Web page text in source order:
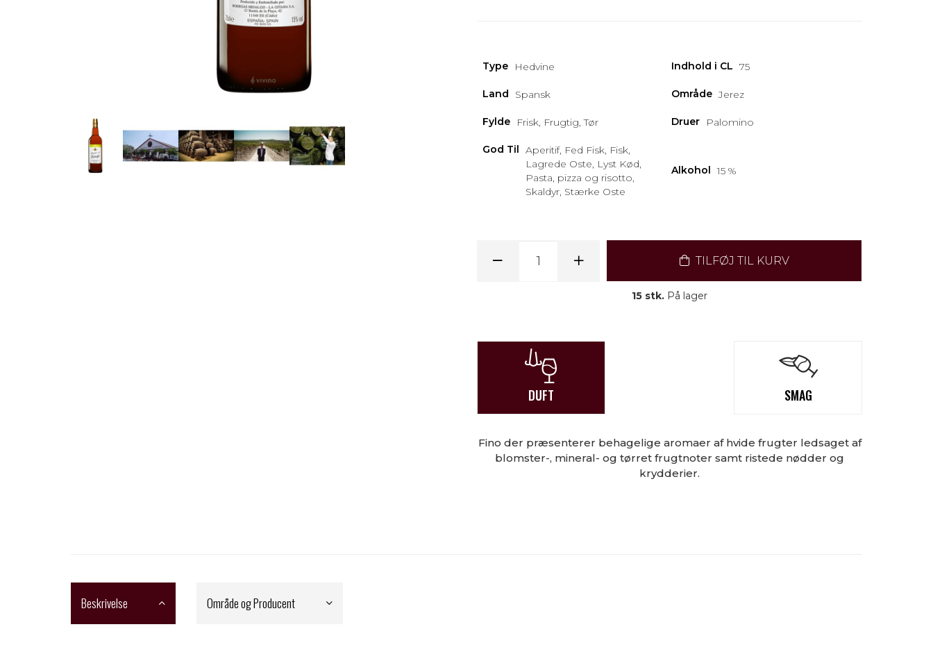
Type Hedvine Indhold i CL 75
Land Spansk Område Jerez
Fylde Frisk, Frugtig, Tør Druer Palomino
God Til Aperitif, Fed Fisk, Fisk,
Lagrede Oste, Lyst Kød,
Pasta, pizza og risotto,
Skaldyr, Stærke Oste
Alkohol 15 %
TILFØJ TIL KURV
15 stk. På lager
DUFT SMAG
Fino der præsenterer behagelige aromaer af hvide frugter ledsaget af
blomster-, mineral- og tørret frugtnoter samt ristede nødder og
krydderier.
Beskrivelse Område og Producent